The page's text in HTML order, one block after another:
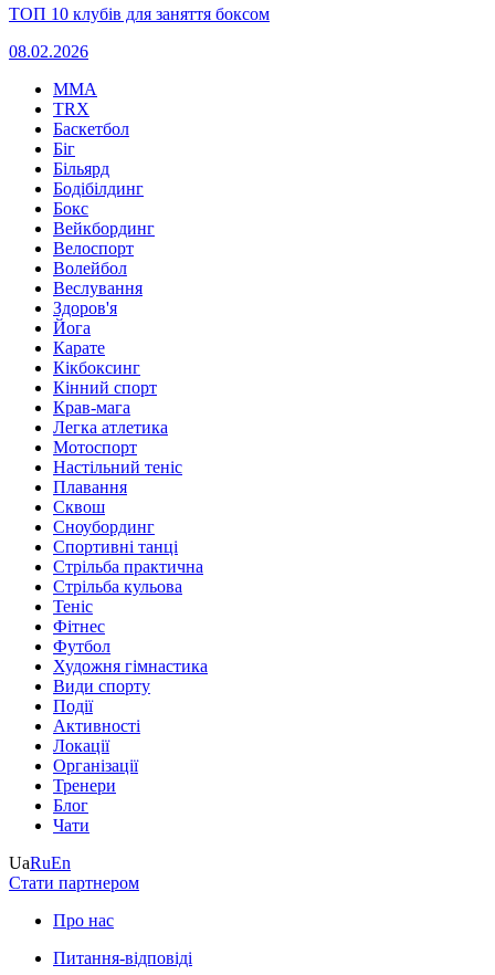
ТОП 10 клубів для заняття боксом
08.02.2026
MMA
TRX
Баскетбол
Біг
Більярд
Бодібілдинг
Бокс
Вейкбординг
Велоспорт
Волейбол
Веслування
Здоров'я
Йога
Карате
Кікбоксинг
Кінний спорт
Крав-мага
Легка атлетика
Мотоспорт
Настільний теніс
Плавання
Сквош
Сноубординг
Спортивні танці
Стрільба практична
Стрільба кульова
Теніс
Фітнес
Футбол
Художня гімнастика
Види спорту
Події
Активності
Локації
Організації
Тренери
Блог
Чати
UaRuEn
Стати партнером
Про нас
Питання-відповіді